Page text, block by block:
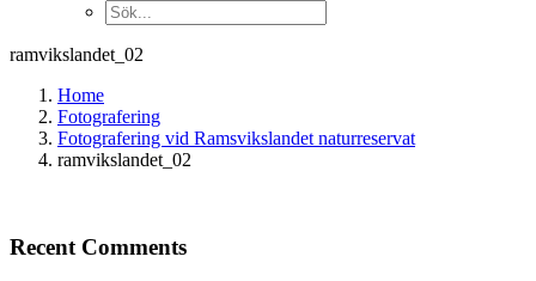
ramvikslandet_02
Home
Fotografering
Fotografering vid Ramsvikslandet naturreservat
ramvikslandet_02
Recent Comments